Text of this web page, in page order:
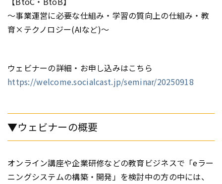
～事業運営に必要な仕組み・学習の質向上の仕組み・教
育×テクノロジー(AIなど)～
ウェビナーの詳細・お申し込みはこちら
https://welcome.socialcast.jp/seminar/20250918
▼ウェビナーの概要
オンライン講座や企業研修などの教育ビジネスで「eラー
ニングシステムの構築・開発」を検討中の方の中には、